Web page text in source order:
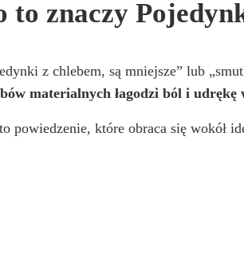
to znaczy
z chlebem, są mniejsze” lub
materialnych łagodzi ból i udrękę
powiedzenie, które obraca się wokół